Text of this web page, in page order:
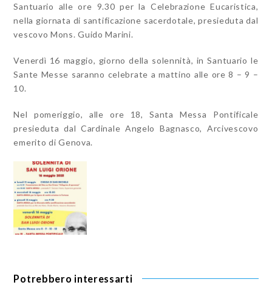
Santuario alle ore 9.30 per la Celebrazione Eucaristica,
nella giornata di santificazione sacerdotale, presieduta dal
vescovo Mons. Guido Marini.
Venerdì 16 maggio, giorno della solennità, in Santuario le
Sante Messe saranno celebrate a mattino alle ore 8 – 9 –
10.
Nel pomeriggio, alle ore 18, Santa Messa Pontificale
presieduta dal Cardinale Angelo Bagnasco, Arcivescovo
emerito di Genova.
Potrebbero interessarti